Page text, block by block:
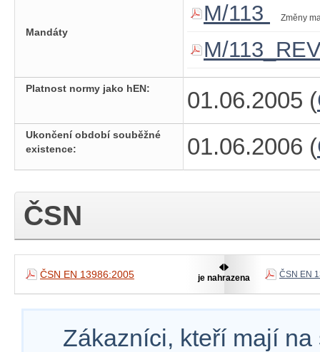
Mandáty
M/113 Změny
M/
Platnost normy jako hEN: 01.06.2005 (
Ukončení období souběžné
existence:
01.06.2006 (
ČSN
ČSN EN 13986:2005 je nahrazena ČSN EN
Zákazníci, kteří mají